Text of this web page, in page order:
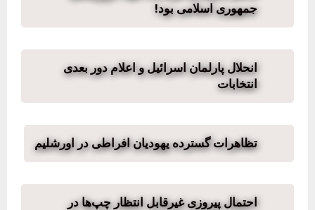
جمهوری اسلامی بود!
انحلال پارلمان اسرائیل و اعلام دور بعدی
انتخابات
تظاهرات گسترده یهودیان افراطی در اورشلیم
احتمال پیروزی غیرقابل انتظار چپ‌ها در